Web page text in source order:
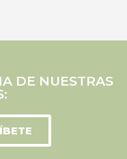
DE NUESTRAS